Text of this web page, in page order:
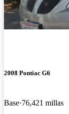
2008 Pontiac G6
Base 76,421 millas